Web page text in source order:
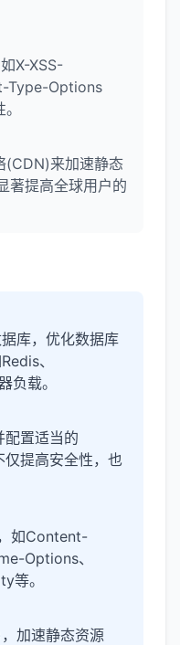
X-XSS-
Type-Options
(CDN)来加速静态
著提高全球用户的
库，优化数据库
、
负载。
配置适当的
提高安全性，也
如Content-
Options、
等。
加速静态资源